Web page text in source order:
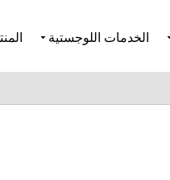
الخدمات اللوجستية